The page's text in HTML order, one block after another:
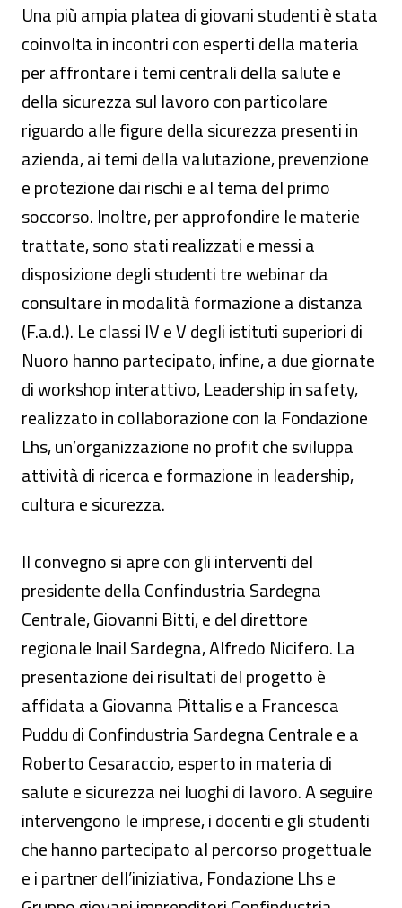
Una più ampia platea di giovani studenti è stata
coinvolta in incontri con esperti della materia
per affrontare i temi centrali della salute e
della sicurezza sul lavoro con particolare
riguardo alle figure della sicurezza presenti in
azienda, ai temi della valutazione, prevenzione
e protezione dai rischi e al tema del primo
soccorso. Inoltre, per approfondire le materie
trattate, sono stati realizzati e messi a
disposizione degli studenti tre webinar da
consultare in modalità formazione a distanza
(F.a.d.). Le classi IV e V degli istituti superiori di
Nuoro hanno partecipato, infine, a due giornate
di workshop interattivo, Leadership in safety,
realizzato in collaborazione con la Fondazione
Lhs, un’organizzazione no profit che sviluppa
attività di ricerca e formazione in leadership,
cultura e sicurezza.
Il convegno si apre con gli interventi del
presidente della Confindustria Sardegna
Centrale, Giovanni Bitti, e del direttore
regionale Inail Sardegna, Alfredo Nicifero. La
presentazione dei risultati del progetto è
affidata a Giovanna Pittalis e a Francesca
Puddu di Confindustria Sardegna Centrale e a
Roberto Cesaraccio, esperto in materia di
salute e sicurezza nei luoghi di lavoro. A seguire
intervengono le imprese, i docenti e gli studenti
che hanno partecipato al percorso progettuale
e i partner dell’iniziativa, Fondazione Lhs e